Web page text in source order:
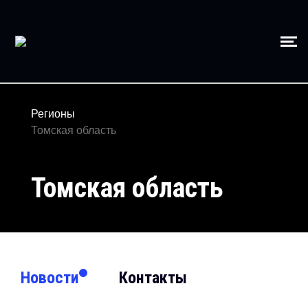
Регионы
Томская область
Томская область
Новости Контакты